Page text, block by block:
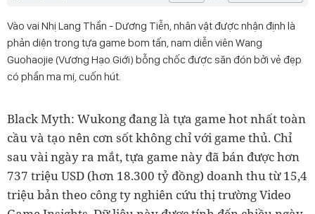
Vào vai Nhị Lang Thần - Dương Tiễn, nhân vật được nhận định là
phản diện trong tựa game bom tấn, nam diễn viên Wang
Guohaojie (Vương Hạo Giới) bỗng chốc được săn đón bởi vẻ đẹp
có phần ma mị, cuốn hút.
Black Myth: Wukong đang là tựa game hot nhất toàn
cầu và tạo nên cơn sốt không chỉ với game thủ. Chỉ
sau vài ngày ra mắt, tựa game này đã bán được hơn
737 triệu USD (hơn 18.300 tỷ đồng) doanh thu từ 15,4
triệu bản theo công ty nghiên cứu thị trường Video